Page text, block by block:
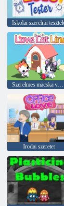
Iskolai szerelmi
Szerelmes macska vonal
Irodai szeretet